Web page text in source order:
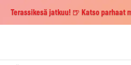
Terassikesä jatkuu! 🍺 Katso parhaat